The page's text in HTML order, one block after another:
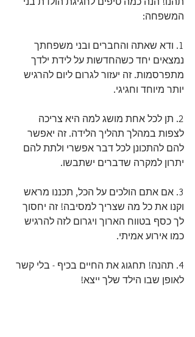
המשפחה:
1. ודא שאתה והחברים ובני משפחתך
נמצאים יחד כשהחדשות על לידת ילדך
מתפרסמות. זה יעזור לגרום ליום להרגיש
יותר מיוחד וחגיגי.
2. תן לכל אחת מושג למה היא צריכה
לצפות במהלך תהליך הלידה. זה יאפשר
להם להתכונן לכל דבר אפשרי ולתת להם
יתרון למקרה שדברים ישתבשו.
3. אם אתם הולכים על הכל, תכננו מראש
וקנו את כל מה שצריך למסיבה! זה יחסוך
לך כסף בטווח הארוך ויגרום לזה להרגיש
כמו אירוע אמיתי.
4. תהנה! תחגוג את החיים בכיף - בלי קשר
לאופן שבו הילד שלך ייצא!